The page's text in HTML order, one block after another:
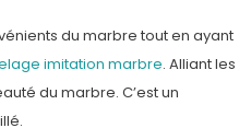
du marbre tout en ayant
imitation marbre. Alliant les
du marbre. C’est un